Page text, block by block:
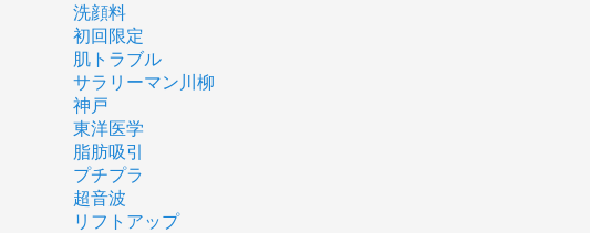
洗顔料
初回限定
肌トラブル
サラリーマン川柳
神戸
東洋医学
脂肪吸引
プチプラ
超音波
リフトアップ